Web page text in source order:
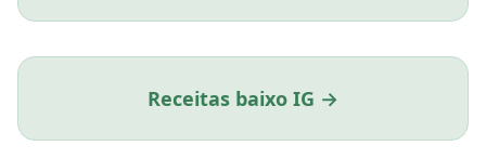
Receitas baixo IG →